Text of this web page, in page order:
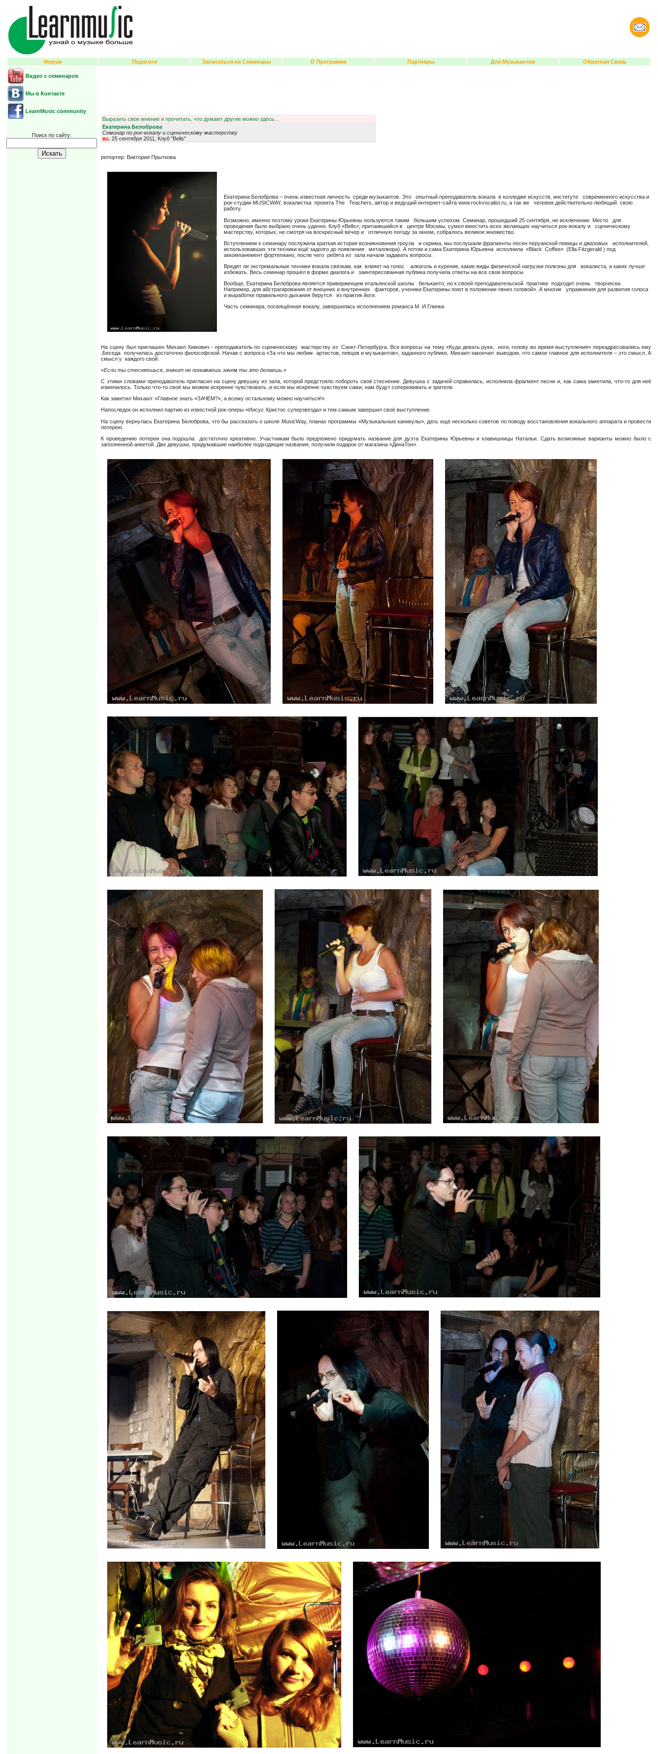
Форум Педагоги Записаться на Семинары О Программе Партнеры Для Музыкантов Обратная Связь
Видео с семинаров
Мы в Контакте
LearnMusic community
Поиск по сайту:
Выразить свое мнение и прочитать, что думают другие можно здесь...
Екатерина Белоброва
Семинар по рок-вокалу и сценическому мастерству
вс. 25 сентября 2011, Клуб "Bells"
репортер: Виктория Прыткова
Екатерина Белоброва – очень известная личность среди музыкантов. Это опытный преподаватель вокала в колледже искусств, институте современного искусства и
рок-студии MUSICWAY, вокалистка проекта The Teachers, автор и ведущий интернет-сайта www.rockvocalist.ru, а так же человек действительно любящий свою
работу.
Возможно, именно поэтому уроки Екатерины Юрьевны пользуются таким большим успехом. Семинар, прошедший 25 сентября, не исключение. Место для
проведения было выбрано очень удачно. Клуб «Bells», притаившийся в центре Москвы, сумел вместить всех желающих научиться рок-вокалу и сценическому
мастерству, которых, не смотря на воскресный вечер и отличную погоду за окном, собралось великое множество.
Вступлением к семинару послужила краткая история возникновения гроула и скрима, мы послушали фрагменты песен перуанской певицы и джазовых исполнителей,
использовавших эти техники ещё задолго до появления металлкора). А потом и сама Екатерина Юрьевна исполнила «Black Coffee» (Ella Fitzgerald ) под
аккомпанемент фортепиано, после чего ребята из зала начали задавать вопросы.
Вредят ли экстремальные техники вокала связкам, как влияет на голос алкоголь и курение, какие виды физической нагрузки полезны для вокалиста, а каких лучше
избежать. Весь семинар прошёл в форме диалога и заинтересованная публика получила ответы на все свои вопросы.
Вообще, Екатерина Белоброва является приверженцем итальянской школы бельканто, но к своей преподавательской практике подходит очень творчески.
Например, для абстрагирования от внешних и внутренних факторов, ученики Екатерины поют в положении «вниз головой». А многие упражнения для развития голоса
и выработке правильного дыхания берутся из практик йоги.
Часть семинара, посвящённая вокалу, завершилась исполнением романса М. И.Глинки.
На сцену был приглашен Михаил Химович - преподаватель по сценическому мастерству из Санкт-Петербурга. Все вопросы на тему «Куда девать руки, ноги, голову во время выступления» переадресовались ему
.Беседа получилась достаточно философской. Начав с вопроса «За что мы любим артистов, певцов и музыкантов», заданного публике, Михаил закончил выводом, что самое главное для исполнителя – это смысл. А
смысл у каждого свой.
«Если ты стесняешься, значит не понимаешь зачем ты это делаешь.»
С этими словами преподаватель пригласил на сцену девушку из зала, которой предстояло побороть своё стеснение. Девушка с задачей справилась, исполнила фрагмент песни и, как сама заметила, что-то для неё
изменилось. Только что-то своё мы можем искренне чувствовать ,и если мы искренне чувствуем сами, нам будут сопереживать и зрители.
Как заметил Михаил: «Главное знать «ЗАЧЕМ?», а всему остальному можно научиться!».
Напоследок он исполнил партию из известной рок-оперы «Иисус Христос суперзвезда» и тем самым завершил своё выступление.
На сцену вернулась Екатерина Белоброва, что бы рассказать о школе MusicWay, планах программы «Музыкальные каникулы», дать ещё несколько советов по поводу восстановления вокального аппарата и провести
лотерею.
К проведению лотереи она подошла достаточно креативно. Участникам было предложено придумать название для дуэта Екатерины Юрьевны и клавишницы Натальи. Сдать возможные варианты можно было с
заполненной анкетой. Две девушки, придумавшие наиболее подходящие названия, получили подарок от магазина «ДинаТон».